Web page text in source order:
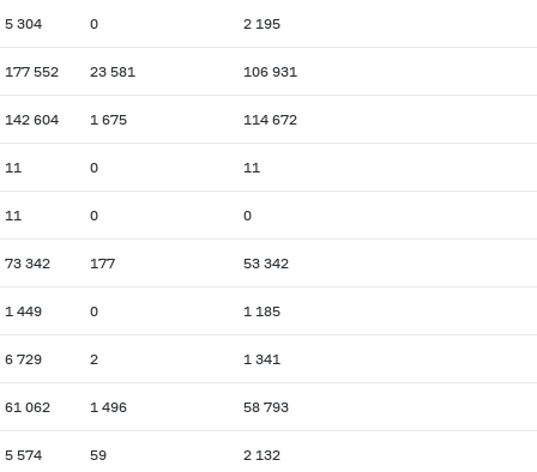
5 304 0 2 195
177 552 23 581 106 931
142 604 1 675 114 672
11 0 11
11 0 0
73 342 177 53 342
1 449 0 1 185
6 729 2 1 341
61 062 1 496 58 793
5 574 59 2 132